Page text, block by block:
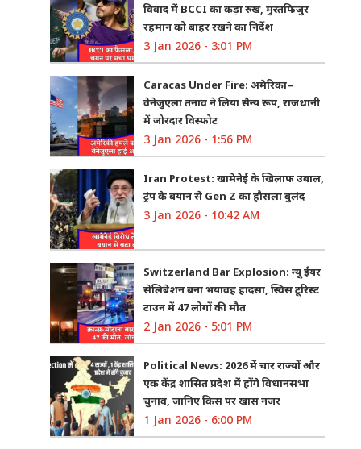
विवाद में BCCI का कड़ा रुख, मुस्तफिजुर
रहमान को बाहर रखने का निर्देश
3 Jan 2026 - 3:01 PM
Caracas Under Fire: अमेरिका–
वेनेजुएला तनाव ने लिया सैन्य रूप, राजधानी
में जोरदार विस्फोट
3 Jan 2026 - 1:56 PM
Iran Protest: खामेनेई के खिलाफ उबाल,
ट्रंप के बयान से Gen Z का हौसला बुलंद
3 Jan 2026 - 10:42 AM
Switzerland Bar Explosion: न्यू ईयर
सेलिब्रेशन बना भयावह हादसा, स्विस टूरिस्ट
टाउन में 47 लोगों की मौत
2 Jan 2026 - 5:01 PM
Political News: 2026 में चार राज्यों और
एक केंद्र शासित प्रदेश में होंगे विधानसभा
चुनाव, जानिए किस पर खास नजर
1 Jan 2026 - 6:00 PM